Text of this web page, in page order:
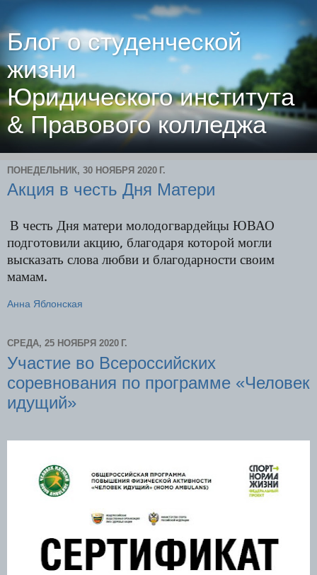
Блог о студенческой
жизни
Юридического института
& Правового колледжа
ПОНЕДЕЛЬНИК, 30 НОЯБРЯ 2020 Г.
Акция в честь Дня Матери
В честь Дня матери молодогвардейцы ЮВАО
подготовили акцию, благодаря которой могли
высказать слова любви и благодарности своим
мамам.
Анна Яблонская
СРЕДА, 25 НОЯБРЯ 2020 Г.
Участие во Всероссийских
соревнования по программе «Человек
идущий»